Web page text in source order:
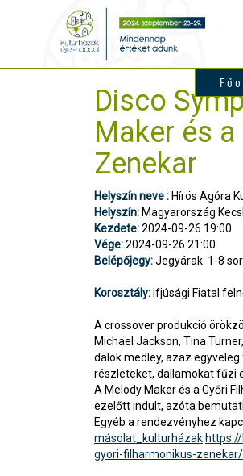
Disco
Maker és
Zenekar
Helyszín neve : Hírös Agóra
Helyszín: Magyarország
Kezdete:2024-09-26 19:00
Vége:2024-09-26 21:00
Belépőjegy:Jegyárak: 1-8
Korosztály: Ifjúsági Fiatal
A crossover produkció
Michael Jackson, Tina
dalok medley, azaz
részleteket, dallamokat fűzi
A Melody Maker és a Győri
ezelőtt indult, azóta
Egyéb a rendezvényhez
másolat_kulturházak
gyori-filharmonikus-